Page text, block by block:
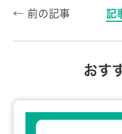
← 前の記事 記
おす